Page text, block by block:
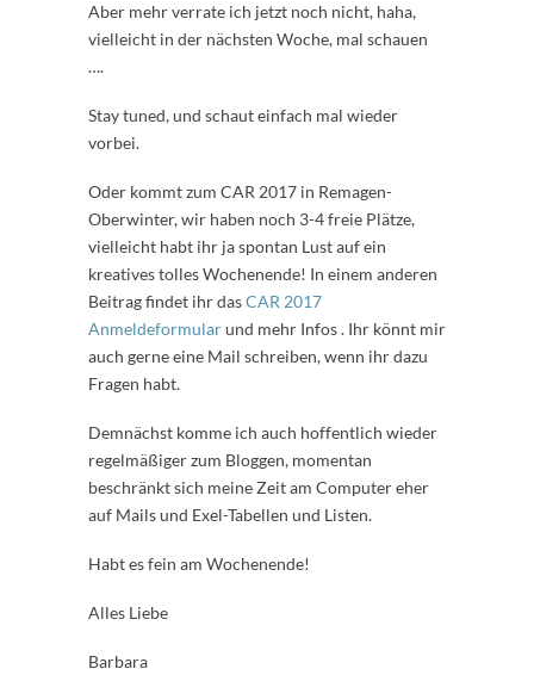
Aber mehr verrate ich jetzt noch nicht, haha,
vielleicht in der nächsten Woche, mal schauen
….
Stay tuned, und schaut einfach mal wieder
vorbei.
Oder kommt zum CAR 2017 in Remagen-
Oberwinter, wir haben noch 3-4 freie Plätze,
vielleicht habt ihr ja spontan Lust auf ein
kreatives tolles Wochenende! In einem anderen
Beitrag findet ihr dasCAR 2017
Anmeldeformularund mehr Infos . Ihr könnt mir
auch gerne eine Mail schreiben, wenn ihr dazu
Fragen habt.
Demnächst komme ich auch hoffentlich wieder
regelmäßiger zum Bloggen, momentan
beschränkt sich meine Zeit am Computer eher
auf Mails und Exel-Tabellen und Listen.
Habt es fein am Wochenende!
Alles Liebe
Barbara